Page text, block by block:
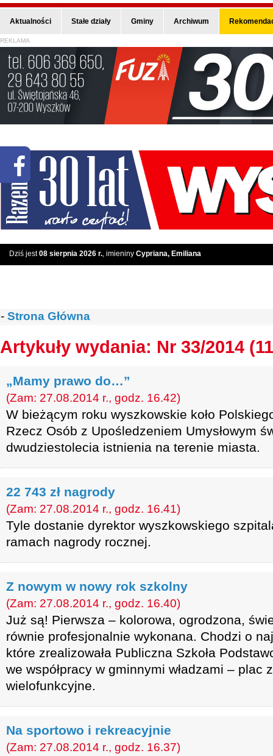
Aktualności Stałe działy Gminy Archiwum
REKLAMA
Dziś jest08 sierpnia 2026 r., imieniny Cypriana, Emiliana
- Strona Główna
Artykuły wydania: Nr 33/2014
„Mamy prawo do…”
(Zam: 27.08.2014 r., godz. 16.42)
W bieżącym roku wyszkowskie koło
Rzecz Osób z Upośledzeniem Umysłowym
dwudziestolecia istnienia na terenie miasta.
22 743 zł nagrody
(Zam: 27.08.2014 r., godz. 16.41)
Tyle dostanie dyrektor wyszkowskiego
ramach nagrody rocznej.
Z nowym w nowy rok szkolny
(Zam: 27.08.2014 r., godz. 16.40)
Już są! Pierwsza – kolorowa, ogrodzona,
równie profesjonalnie wykonana. Chodzi o
które zrealizowała Publiczna Szkoła
we współpracy w gminnymi władzami – plac
wielofunkcyjne.
Na sportowo i rekreacyjnie
(Zam: 27.08.2014 r., godz. 16.37)